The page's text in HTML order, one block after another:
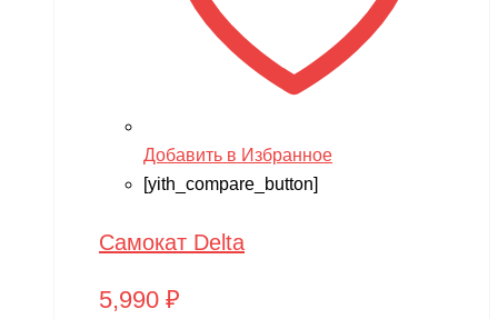
Добавить в Избранное
[yith_compare_button]
Самокат Delta
5,990 ₽